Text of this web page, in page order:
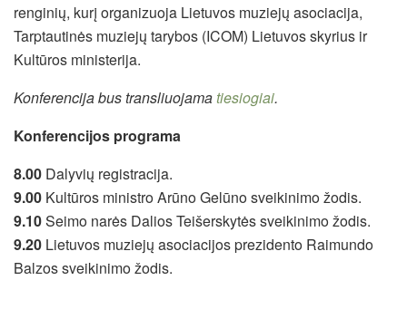
renginių, kurį organizuoja Lietuvos muziejų asociacija,
Tarptautinės muziejų tarybos (ICOM) Lietuvos skyrius ir
Kultūros ministerija.
Konferencija bustransliuojamatiesiogiai.
Konferencijos programa
8.00 Dalyvių registracija.
9.00 Kultūros ministro Arūno Gelūno sveikinimo žodis.
9.10Seimo narės Dalios Teišerskytės sveikinimo žodis.
9.20 Lietuvos muziejų asociacijos prezidento Raimundo
Balzos sveikinimo žodis.